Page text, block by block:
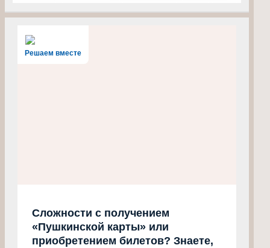
Решаем вместе
Сложности с получением
«Пушкинской карты» или
приобретением билетов? Знаете,